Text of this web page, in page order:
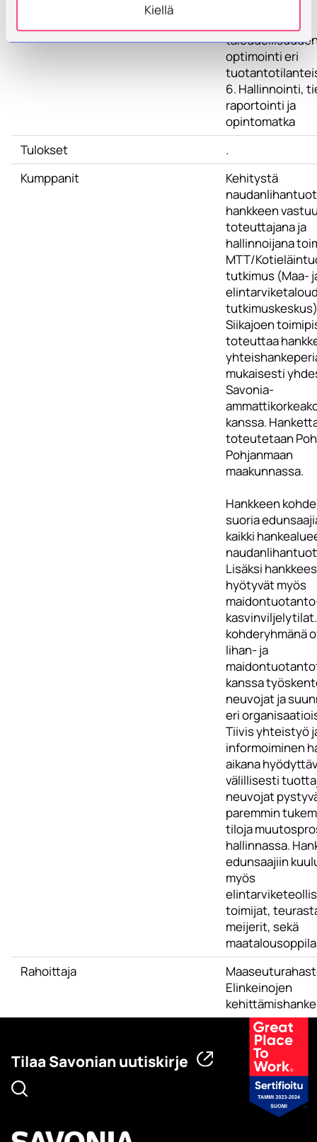
Kiellä
optimointi eri
6. Hallinnointi,
raportointi ja
opintomatka
Tulokset
.
Kumppanit
Kehitystä
hankkeen
toteuttajana ja
hallinnoijana
MTT/
tutkimus (Maa-
Siikajoen
toteuttaa
mukaisesti
Savonia-
kanssa.
toteutetaan
Pohjanmaan
maakunnassa.
Hankkeen
suoria
kaikki
Lisäksi
hyötyvät myös
kohderyhmänä
lihan- ja
kanssa
neuvojat ja
eri
Tiivis yhteistyö
informoiminen
aikana
välillisesti
neuvojat
paremmin
tiloja
hallinnassa.
edunsaajiin
myös
toimijat,
meijerit, sekä
Rahoittaja
Elinkeinojen
kehittämishanke
Tilaa Savonian uutiskirje